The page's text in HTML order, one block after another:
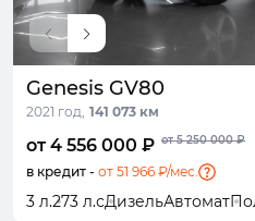
Genesis GV80
2021 год, 141 073 км
от 4 556 000 ₽ от 5 250 000 ₽
в кредит - от 51 966 ₽/мес.
3 л.273 л.сДизельАвтомат